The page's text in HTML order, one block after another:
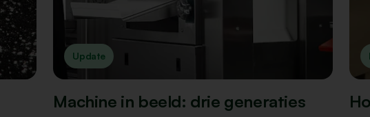
Update
Machine in beeld: drie generaties